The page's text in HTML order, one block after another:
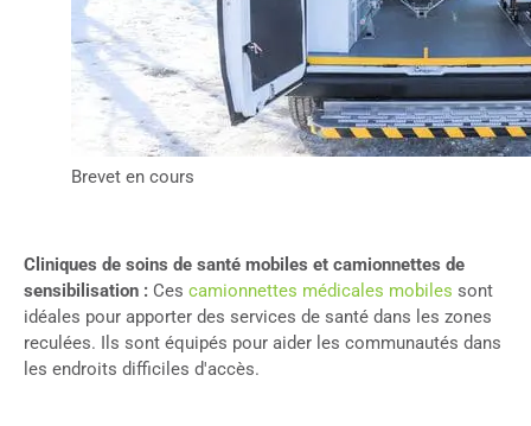
Brevet en cours
Cliniques de soins de santé mobiles et camionnettes de
sensibilisation : Ces camionnettes médicales mobiles sont
idéales pour apporter des services de santé dans les zones
reculées. Ils sont équipés pour aider les communautés dans
les endroits difficiles d'accès.